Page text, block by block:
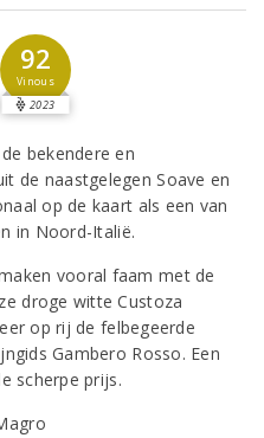
92
Vinous
2023
bekendere en
de naastgelegen Soave en
op de kaart als een van
in Noord-Italië.
vooral faam met de
droge witte Custoza
op rij de felbegeerde
Gambero Rosso. Een
scherpe prijs.